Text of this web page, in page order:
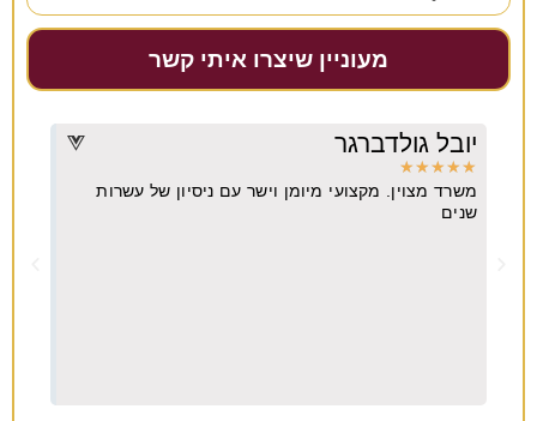
מעוניין שיצרו איתי קשר
יובל גולדברגר
★
★
★
★
★
משרד מצוין. מקצועי מיומן וישר עם ניסיון של עשרות
שנים